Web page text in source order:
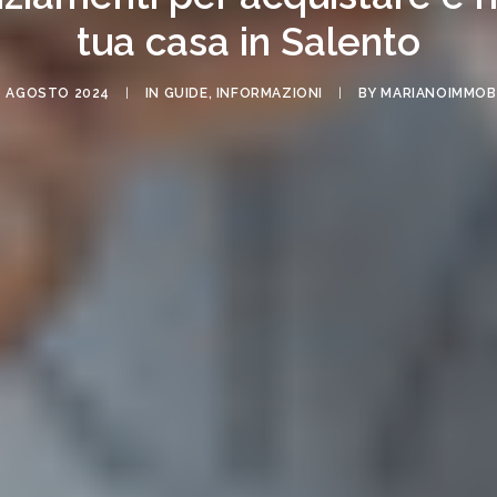
tua casa in Salento
AGOSTO 2024 IN GUIDE, INFORMAZIONI BY